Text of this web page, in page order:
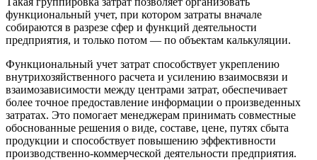
функциональный учет, при котором затраты вначале
собираются в разрезе сфер и функций деятельности
предприятия, и только потом — по объектам калькуляции.
Функциональный учет затрат способствует укреплению
внутрихозяйственного расчета и усилению взаимосвязи и
взаимозависимости между центрами затрат, обеспечивает
более точное предоставление информации о произведенных
затратах. Это помогает менеджерам принимать совместные
обоснованные решения о виде, составе, цене, путях сбыта
продукции и способствует повышению эффективности
производственно-коммерческой деятельности предприятия.